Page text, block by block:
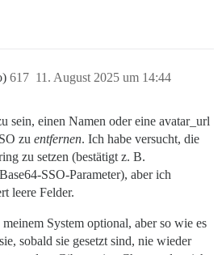
11. August 2025 um 14:44
617
sein, einen Namen oder eine avatar_url
zu entfernen. Ich habe versucht, die
zu setzen (bestätigt z. B.
SSO-Parameter), aber ich
leere Felder.
System optional, aber so wie es
sobald sie gesetzt sind, nie wieder